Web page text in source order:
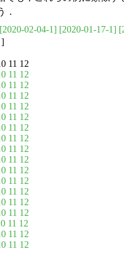
．
[2020-02-04-1] [2020-01-17-1]
]
11 12
11 12
11 12
11 12
11 12
11 12
11 12
11 12
11 12
11 12
11 12
11 12
11 12
11 12
11 12
11 12
11 12
11 12